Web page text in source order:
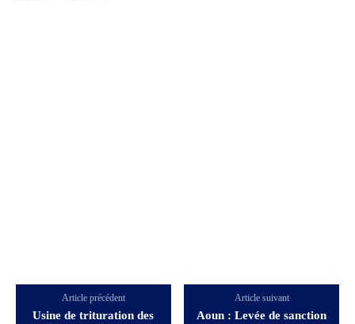
Article précédent
Usine de trituration des
Article suivant
Aoun : Levée de sanction